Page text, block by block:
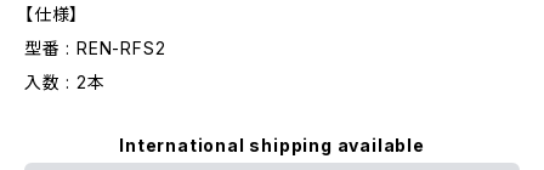
【仕様】
型番 : REN-RFS2
入数 : 2本
International shipping available